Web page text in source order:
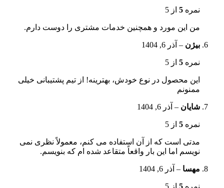
نمره 5 از 5
من این مورد و همچنین خدمات مشتری را دوست دارم.
بیژن – آذر 6, 1404
نمره 5 از 5
این محصول در نوع خودش، بهترینه! از تیم پشتیبانی خیلی
ممنونم
شایان – آذر 6, 1404
نمره 5 از 5
مدتی است که از آن استفاده می کنم، معمولاً نظری نمی
نویسم اما این بار واقعاً متقاعد شده ام که بنویسم.
مهسا – آذر 6, 1404
نمره 5 از 5